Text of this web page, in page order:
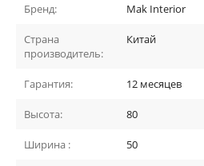
Бренд: Mak Interior
Страна
производитель:
Китай
Гарантия: 12 месяцев
Высота: 80
Ширина : 50